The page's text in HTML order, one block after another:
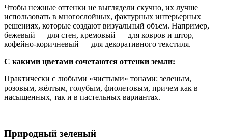
Чтобы нежные оттенки не выглядели скучно, их лучше
использовать в многослойных, фактурных интерьерных
решениях, которые создают визуальный объем. Например,
бежевый — для стен, кремовый — для ковров и штор,
кофейно-коричневый — для декоративного текстиля.
С какими цветами сочетаются оттенки земли:
Практически с любыми «чистыми» тонами: зеленым,
розовым, жёлтым, голубым, фиолетовым, причем как в
насыщенных, так и в пастельных вариантах.
Природный зеленый